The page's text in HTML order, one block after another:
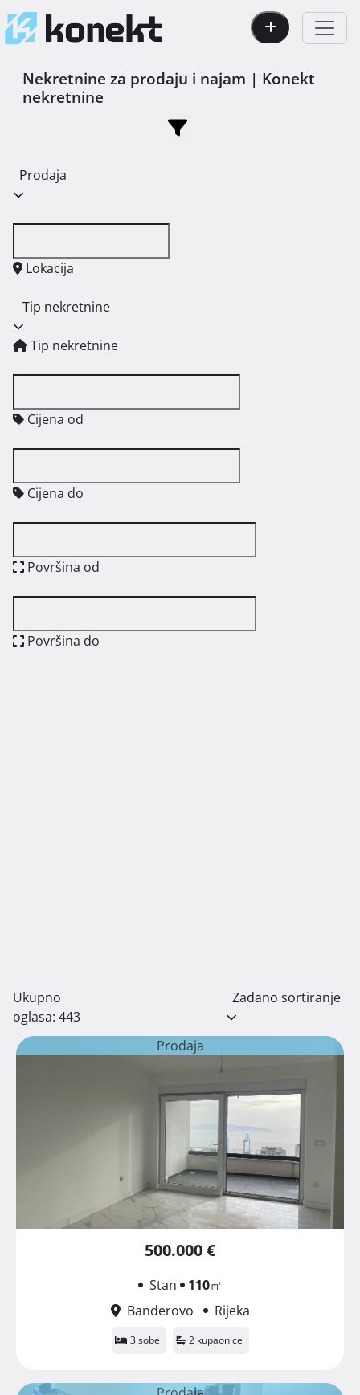
Nekretnine za prodaju i najam | Konekt
nekretnine
Prodaja
Lokacija
Tip nekretnine
Tip nekretnine
Cijena od
Cijena do
Površina od
Površina do
Ukupno
oglasa: 443
Zadano sortiranje
Prodaja
500.000 €
Stan 110㎡
Banderovo
Rijeka
3 sobe 2 kupaonice